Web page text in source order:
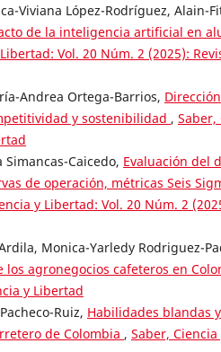
Viviana López-Rodríguez, Alain-
de la inteligencia artificial en
Vol. 20 Núm. 2 (2025):
Andrea Ortega-Barrios,
y sostenibilidad , Saber,
Caicedo, Evaluación del
de operación, métricas Seis
y Libertad: Vol. 20 Núm. 2
Monica-Yarledy Rodriguez-
agronegocios cafeteros en
y Libertad
Ruiz, Habilidades blandas
de Colombia , Saber,